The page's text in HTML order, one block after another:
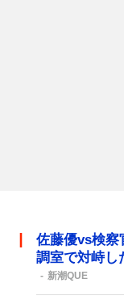
佐藤優vs検
調室で対峙し
新潮QUE